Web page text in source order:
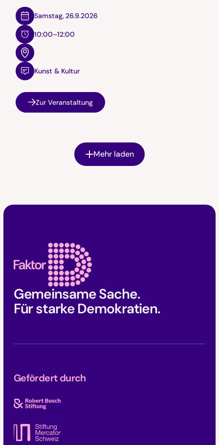
Samstag,26.9.2026
10:00–12:00
Kunst & Kultur
Zur Veranstaltung
Mehr laden
Faktor D Footer
Gemeinsame Sache.
Für starke Demokratien.
Gefördert durch